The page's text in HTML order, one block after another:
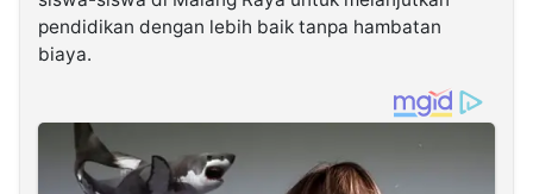
pendidikan dengan lebih baik tanpa hambatan
biaya.